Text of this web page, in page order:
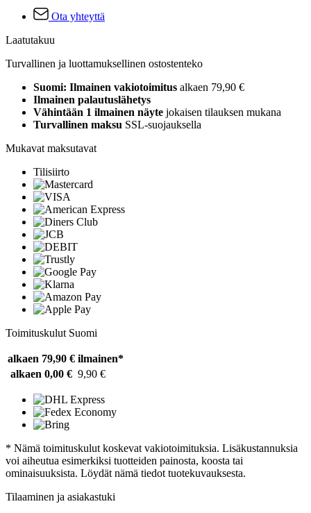
Ota yhteyttä
Laatutakuu
Turvallinen ja luottamuksellinen ostostenteko
Suomi: Ilmainen vakiotoimitus alkaen 79,90 €
Ilmainen palautuslähetys
Vähintään 1 ilmainen näyte jokaisen tilauksen mukana
Turvallinen maksu SSL-suojauksella
Mukavat maksutavat
Tilisiirto
Toimituskulut Suomi
alkaen 79,90 € ilmainen*
alkaen 0,00 € 9,90 €
* Nämä toimituskulut koskevat vakiotoimituksia. Lisäkustannuksia
voi aiheutua esimerkiksi tuotteiden painosta, koosta tai
ominaisuuksista. Löydät nämä tiedot tuotekuvauksesta.
Tilaaminen ja asiakastuki